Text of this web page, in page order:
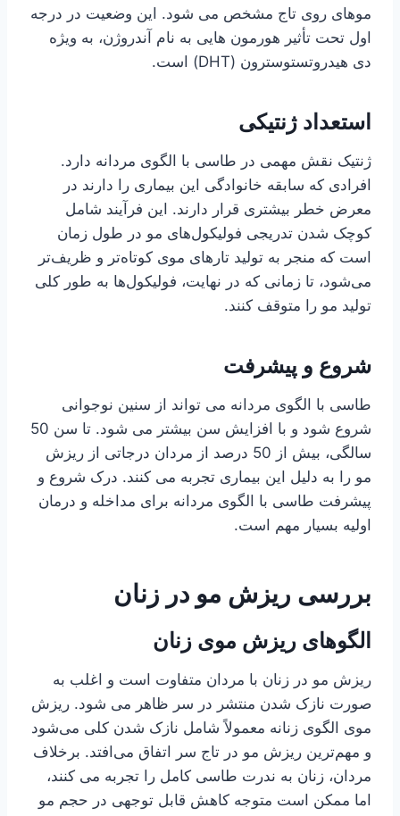
موهای روی تاج مشخص می شود. این وضعیت در درجه
اول تحت تأثیر هورمون هایی به نام آندروژن، به ویژه
دی هیدروتستوسترون (DHT) است.
استعداد ژنتیکی
ژنتیک نقش مهمی در طاسی با الگوی مردانه دارد.
افرادی که سابقه خانوادگی این بیماری را دارند در
معرض خطر بیشتری قرار دارند. این فرآیند شامل
کوچک شدن تدریجی فولیکول‌های مو در طول زمان
است که منجر به تولید تارهای موی کوتاه‌تر و ظریف‌تر
می‌شود، تا زمانی که در نهایت، فولیکول‌ها به طور کلی
تولید مو را متوقف کنند.
شروع و پیشرفت
طاسی با الگوی مردانه می تواند از سنین نوجوانی
شروع شود و با افزایش سن بیشتر می شود. تا سن 50
سالگی، بیش از 50 درصد از مردان درجاتی از ریزش
مو را به دلیل این بیماری تجربه می کنند. درک شروع و
پیشرفت طاسی با الگوی مردانه برای مداخله و درمان
اولیه بسیار مهم است.
بررسی ریزش مو در زنان
الگوهای ریزش موی زنان
ریزش مو در زنان با مردان متفاوت است و اغلب به
صورت نازک شدن منتشر در سر ظاهر می شود. ریزش
موی الگوی زنانه معمولاً شامل نازک شدن کلی می‌شود
و مهم‌ترین ریزش مو در تاج سر اتفاق می‌افتد. برخلاف
مردان، زنان به ندرت طاسی کامل را تجربه می کنند،
اما ممکن است متوجه کاهش قابل توجهی در حجم مو